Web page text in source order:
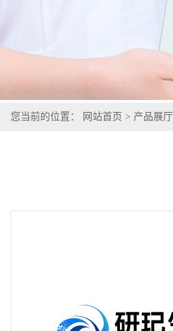
您当前的位置： 网站首页 > 产品展厅